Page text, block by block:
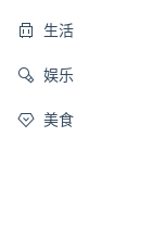
生活
娱乐
美食